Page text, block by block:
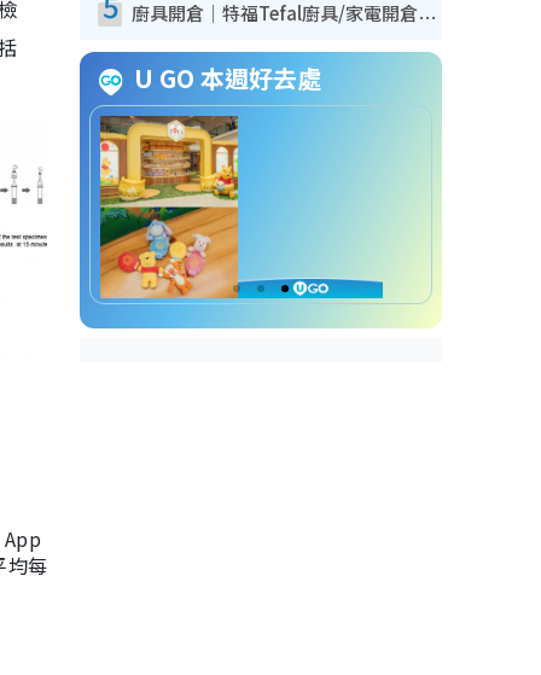
均每
廚具開倉｜特福Tefal廚具/家電開倉低至3折！$220起買平底鍋/炒鑊/湯煲！電飯煲/吸塵機/燙斗$418起
U GO 本週好去處